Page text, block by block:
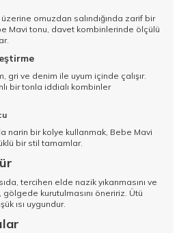
omuzdan salındığında zarif bir
Mavi tonu, davet kombinlerinde ölçülü
gri ve denim ile uyum içinde çalışır.
bir tonla iddialı kombinler
narin bir kolye kullanmak, Bebe Mavi
bir stil tamamlar.
tercihen elde nazik yıkanmasını ve
gölgede kurutulmasını öneririz. Ütü
ısı uygundur.